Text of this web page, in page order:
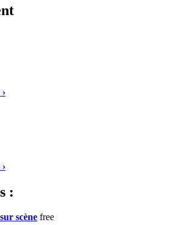
:
scène free